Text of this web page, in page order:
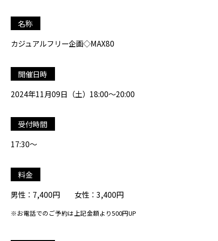
名称
カジュアルフリー企画◇MAX80
開催日時
2024年11月09日（土）18:00～20:00
受付時間
17:30～
料金
男性：7,400円 女性：3,400円
※お電話でのご予約は上記金額より500円UP